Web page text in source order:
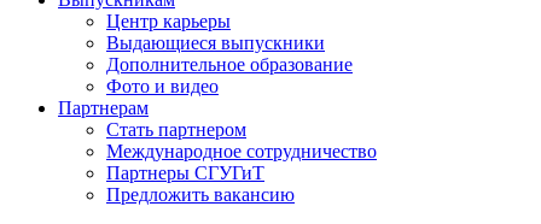
Центр карьеры
Выдающиеся выпускники
Дополнительное образование
Фото и видео
Партнерам
Стать партнером
Международное сотрудничество
Партнеры СГУГиТ
Предложить вакансию